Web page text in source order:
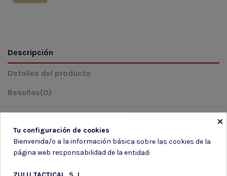
Descripción
Detalles del producto
Reseñas(0)
×
Tu configuración de cookies
Bienvenida/o a la información básica sobre las cookies de la
página web responsabilidad de la entidad: